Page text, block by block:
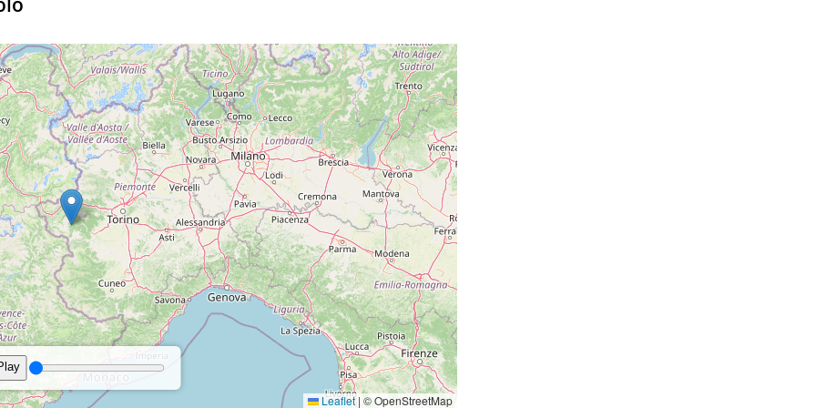
2 km/h - O
Bava di vento
64% 1022 hPa
0.5 mm
5 km/h - SE
Bava di vento
58% 1023 hPa
1.1 mm
2 km/h - O
Bava di vento
77% 1022 hPa
06:30 20:42 Durata del giorno: 14:12
Precipitazioni Vento Umidità Pressione
1 km/h - O
Bava di vento
66% 1023 hPa
1 km/h - SO
Bava di vento
64% 1024 hPa
52% 1025 hPa
0.3 mm
5 km/h - SE
Bava di vento
82% 21% 1021 hPa
0.1 mm
4 km/h - E
Bava di vento
85% 10% 1021 hPa
5 km/h - E
Bava di vento
92% 7% 1021 hPa
4 km/h - SO
Bava di vento
98% 1021 hPa
6 km/h - SO
Bava di vento
97% 46% 1023 hPa
5 km/h - SO
Bava di vento
93% 33% 1023 hPa
20:47 Durata del giorno: 14:20
Precipitazioni Umidità Nuvolosità Pressione
91% 59% 1023 hPa